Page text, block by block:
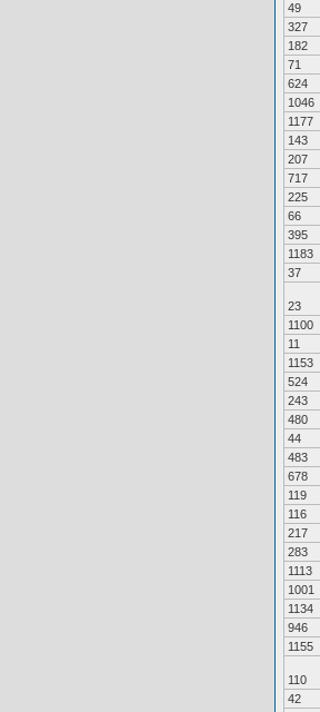
49
327
182
71
624
1046
1177
143
207
717
225
66
395
1183
37
23
1100
11
1153
524
243
480
44
483
678
119
116
217
283
1113
1001
1134
946
1155
110
42